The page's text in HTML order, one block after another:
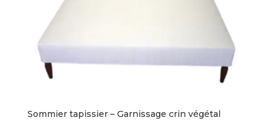
Sommier tapissier – Garnissage crin végétal